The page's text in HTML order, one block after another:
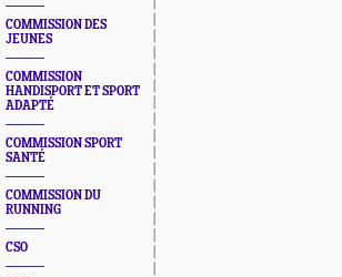
COMMISSION DES
JEUNES
COMMISSION
HANDISPORT ET SPORT
ADAPTÉ
COMMISSION SPORT
SANTÉ
COMMISSION DU
RUNNING
CSO